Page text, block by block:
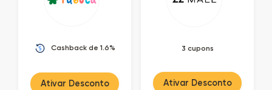
Cashback de 1.6%
Ativar Desconto
3 cupons
Ativar Desconto